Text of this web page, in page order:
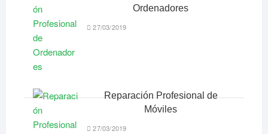
Ordenadores
27/03/2019
Reparación Profesional de
Móviles
27/03/2019